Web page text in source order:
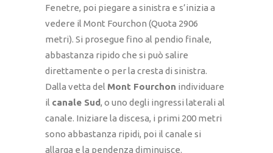
Fenetre, poi piegare a sinistra e s’inizia a
vedere il Mont Fourchon (Quota 2906
metri). Si prosegue fino al pendio finale,
abbastanza ripido che si può salire
direttamente o per la cresta di sinistra.
Dalla vetta del Mont Fourchon individuare
il canale Sud, o uno degli ingressi laterali al
canale. Iniziare la discesa, i primi 200 metri
sono abbastanza ripidi, poi il canale si
allarga e la pendenza diminuisce.